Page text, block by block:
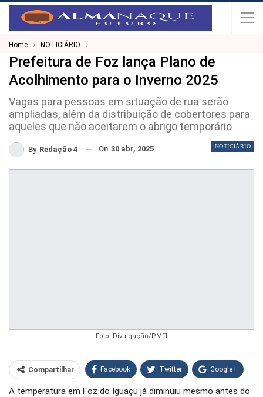
Home NOTICIÁRIO
Prefeitura de Foz lança Plano de
Acolhimento para o Inverno 2025
Vagas para pessoas em situação de rua serão
ampliadas, além da distribuição de cobertores para
aqueles que não aceitarem o abrigo temporário
NOTICIÁRIO
By Redação 4 On 30 abr, 2025
Foto: Divulgação/PMFI
Compartilhar Facebook Twitter Google+
WhatsApp Pinterest
A temperatura em Foz do Iguaçu já diminuiu mesmo antes do